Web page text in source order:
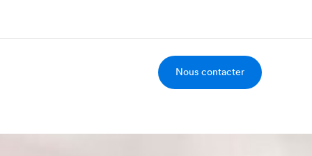
EF recrute
Nous contacter